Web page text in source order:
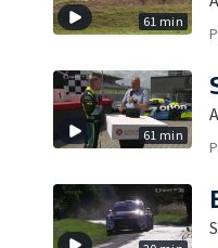
61 min
61 min